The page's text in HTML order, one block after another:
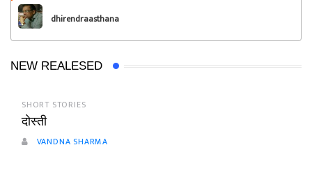
dhirendraasthana
NEW REALESED
SHORT STORIES
दोस्ती
VANDNA SHARMA